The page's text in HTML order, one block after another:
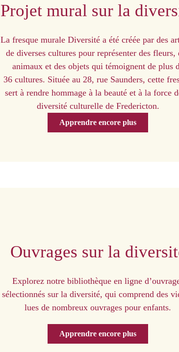
Projet mural sur la
La fresque murale Diversité a été créée par des
de diverses cultures pour représenter des fleurs,
animaux et des objets qui témoignent de plus
36 cultures. Située au 28, rue Saunders, cette
sert à rendre hommage à la beauté et à la force
diversité culturelle de Fredericton.
Apprendre encore plus
Ouvrages sur la
Explorez notre bibliothèque en ligne
sélectionnés sur la diversité, qui comprend des
lues de nombreux ouvrages pour enfants.
Apprendre encore plus